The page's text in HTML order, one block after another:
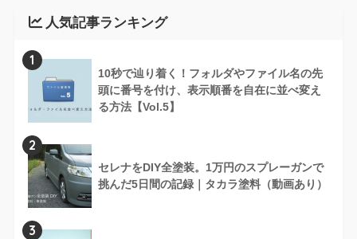
人気記事ランキング
1
10秒で辿り着く！フォルダやファイル名の先
頭に番号を付け、表示順番を自在に並べ変え
る方法【Vol.5】
2
セレナをDIY全塗装。1万円のスプレーガンで
挑んだ5日間の記録｜タカラ塗料（動画あり）
3